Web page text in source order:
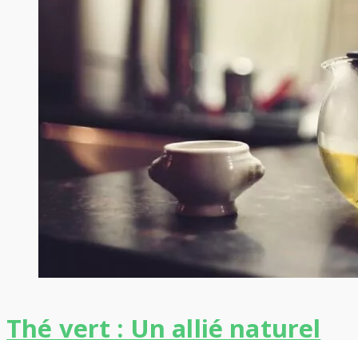
Thé vert : Un allié naturel